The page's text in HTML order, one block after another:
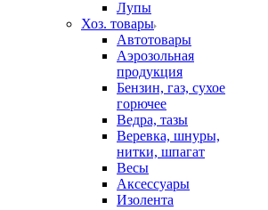
Лупы
Хоз. товары
Автотовары
Аэрозольная
продукция
Бензин, газ, сухое
горючее
Ведра, тазы
Веревка, шнуры,
нитки, шпагат
Весы
Аксессуары
Изолента